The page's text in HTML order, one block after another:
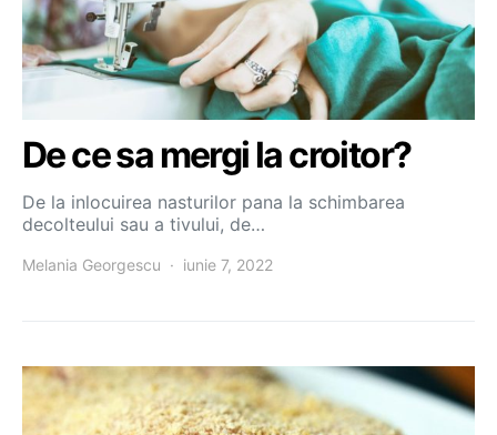
De ce sa mergi la croitor?
De la inlocuirea nasturilor pana la schimbarea
decolteului sau a tivului, de…
Melania Georgescu iunie 7, 2022